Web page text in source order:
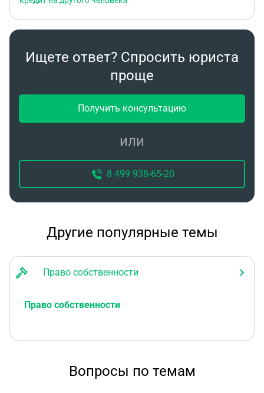
Ищете ответ? Спросить юриста
проще
Получить консультацию
или
8 499 938-65-20
Другие популярные темы
Право собственности
Право собственности
Вопросы по темам